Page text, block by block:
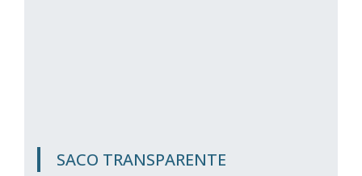
SACO TRANSPARENTE